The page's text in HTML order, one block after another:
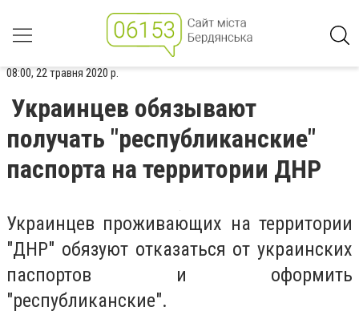
08:00, 22 травня 2020 р.
Украинцев обязывают
получать "республиканские"
паспорта на территории ДНР
Украинцев проживающих на территории
"ДНР" обязуют отказаться от украинских
паспортов и оформить
"республиканские".